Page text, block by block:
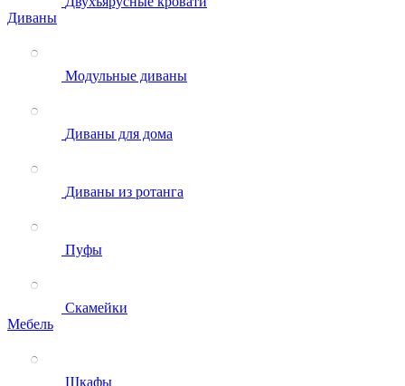
Диваны
Модульные диваны
Диваны для дома
Диваны из ротанга
Пуфы
Скамейки
Мебель
Шкафы